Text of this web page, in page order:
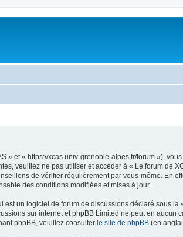
et « https://xcas.univ-grenoble-alpes.fr/forum »),
veuillez ne pas utiliser et accéder à « Le forum de
de vérifier régulièrement par vous-même. En
des conditions modifiées et mises à jour.
est un logiciel de forum de discussions déclaré sous la
sur internet et phpBB Limited ne peut en aucun
phpBB, veuillez consulter le site de phpBB (en